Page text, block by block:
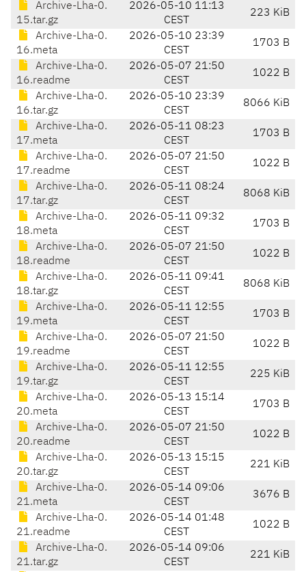
Archive-Lha-0.
15.tar.gz
2026-05-10 11:13
CEST
223 KiB
Archive-Lha-0.
16.meta
2026-05-10 23:39
CEST
1703 B
Archive-Lha-0.
16.readme
2026-05-07 21:50
CEST
1022 B
Archive-Lha-0.
16.tar.gz
2026-05-10 23:39
CEST
8066 KiB
Archive-Lha-0.
17.meta
2026-05-11 08:23
CEST
1703 B
Archive-Lha-0.
17.readme
2026-05-07 21:50
CEST
1022 B
Archive-Lha-0.
17.tar.gz
2026-05-11 08:24
CEST
8068 KiB
Archive-Lha-0.
18.meta
2026-05-11 09:32
CEST
1703 B
Archive-Lha-0.
18.readme
2026-05-07 21:50
CEST
1022 B
Archive-Lha-0.
18.tar.gz
2026-05-11 09:41
CEST
8068 KiB
Archive-Lha-0.
19.meta
2026-05-11 12:55
CEST
1703 B
Archive-Lha-0.
19.readme
2026-05-07 21:50
CEST
1022 B
Archive-Lha-0.
19.tar.gz
2026-05-11 12:55
CEST
225 KiB
Archive-Lha-0.
20.meta
2026-05-13 15:14
CEST
1703 B
Archive-Lha-0.
20.readme
2026-05-07 21:50
CEST
1022 B
Archive-Lha-0.
20.tar.gz
2026-05-13 15:15
CEST
221 KiB
Archive-Lha-0.
21.meta
2026-05-14 09:06
CEST
3676 B
Archive-Lha-0.
21.readme
2026-05-14 01:48
CEST
1022 B
Archive-Lha-0.
21.tar.gz
2026-05-14 09:06
CEST
221 KiB